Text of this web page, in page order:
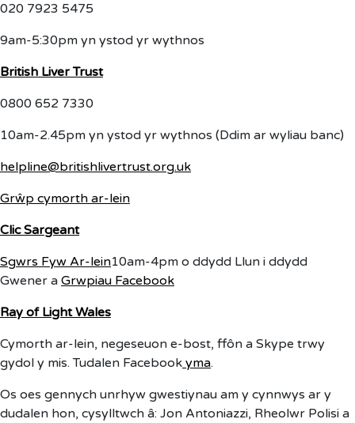
020 7923 5475
9am-5:30pm yn ystod yr wythnos
British Liver Trust
0800 652 7330
10am-2.45pm yn ystod yr wythnos (Ddim ar wyliau banc)
helpline@britishlivertrust.org.uk
Grŵp cymorth ar-lein
Clic Sargeant
Sgwrs Fyw Ar-lein10am-4pm o ddydd Llun i ddydd
Gwener a Grwpiau Facebook
Ray of Light Wales
Cymorth ar-lein, negeseuon e-bost, ffôn a Skype trwy
gydol y mis. Tudalen Facebook yma.
Os oes gennych unrhyw gwestiynau am y cynnwys ar y
dudalen hon, cysylltwch â: Jon Antoniazzi, Rheolwr Polisi a